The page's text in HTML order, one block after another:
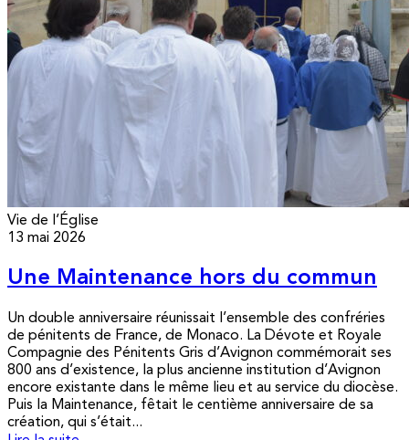
Vie de l’Église
13 mai 2026
Une Maintenance hors du commun
Un double anniversaire réunissait l’ensemble des confréries
de pénitents de France, de Monaco. La Dévote et Royale
Compagnie des Pénitents Gris d’Avignon commémorait ses
800 ans d’existence, la plus ancienne institution d’Avignon
encore existante dans le même lieu et au service du diocèse.
Puis la Maintenance, fêtait le centième anniversaire de sa
création, qui s’était...